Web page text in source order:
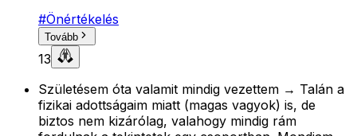
#Önértékelés
Tovább
13
Születésem óta valamit mindig vezettem → Talán a
fizikai adottságaim miatt (magas vagyok) is, de
biztos nem kizárólag, valahogy mindig rám